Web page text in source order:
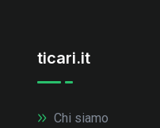
ticari.it
Chi siamo